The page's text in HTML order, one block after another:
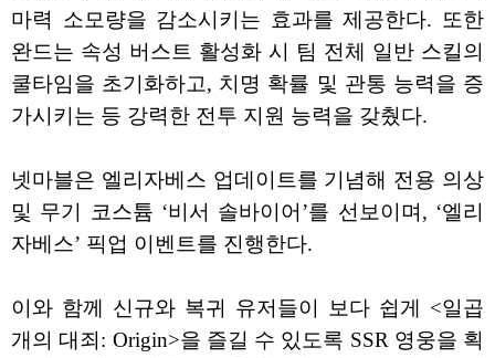
마력 소모량을 감소시키는 효과를 제공한다. 또한
완드는 속성 버스트 활성화 시 팀 전체 일반 스킬의
쿨타임을 초기화하고, 치명 확률 및 관통 능력을 증
가시키는 등 강력한 전투 지원 능력을 갖췄다.
넷마블은 엘리자베스 업데이트를 기념해 전용 의상
및 무기 코스튬 ‘비서 솔바이어’를 선보이며, ‘엘리
자베스’ 픽업 이벤트를 진행한다.
이와 함께 신규와 복귀 유저들이 보다 쉽게 <일곱
개의 대죄: Origin>을 즐길 수 있도록 SSR 영웅을 획